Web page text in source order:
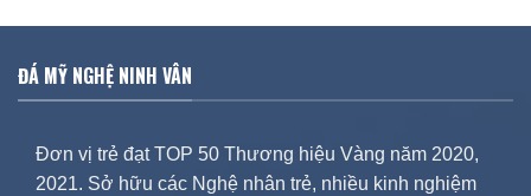
ĐÁ MỸ NGHỆ NINH VÂN
Đơn vị trẻ đạt TOP 50 Thương hiệu Vàng năm 2020,
2021. Sở hữu các Nghệ nhân trẻ, nhiều kinh nghiệm